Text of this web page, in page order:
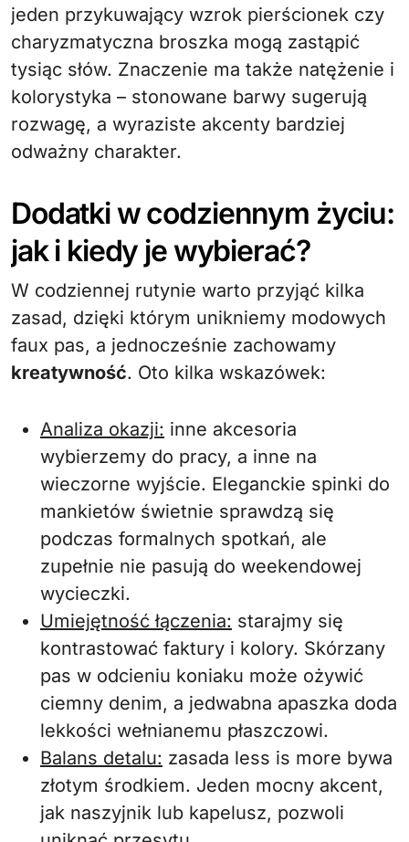
jeden przykuwający wzrok pierścionek czy
charyzmatyczna broszka mogą zastąpić
tysiąc słów. Znaczenie ma także natężenie i
kolorystyka – stonowane barwy sugerują
rozwagę, a wyraziste akcenty bardziej
odważny charakter.
Dodatki w codziennym życiu:
jak i kiedy je wybierać?
W codziennej rutynie warto przyjąć kilka
zasad, dzięki którym unikniemy modowych
faux pas, a jednocześnie zachowamy
kreatywność. Oto kilka wskazówek:
Analiza okazji: inne akcesoria
wybierzemy do pracy, a inne na
wieczorne wyjście. Eleganckie spinki do
mankietów świetnie sprawdzą się
podczas formalnych spotkań, ale
zupełnie nie pasują do weekendowej
wycieczki.
Umiejętność łączenia: starajmy się
kontrastować faktury i kolory. Skórzany
pas w odcieniu koniaku może ożywić
ciemny denim, a jedwabna apaszka doda
lekkości wełnianemu płaszczowi.
Balans detalu: zasada less is more bywa
złotym środkiem. Jeden mocny akcent,
jak naszyjnik lub kapelusz, pozwoli